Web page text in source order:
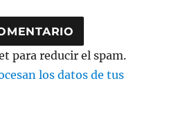
para reducir el spam.
los datos de tus